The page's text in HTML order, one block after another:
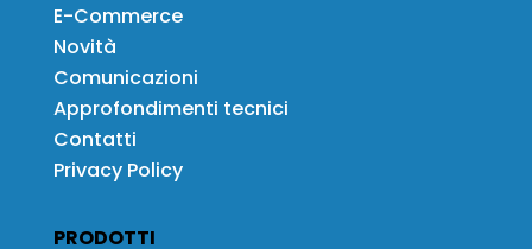
E-Commerce
Novità
Comunicazioni
Approfondimenti tecnici
Contatti
Privacy Policy
PRODOTTI